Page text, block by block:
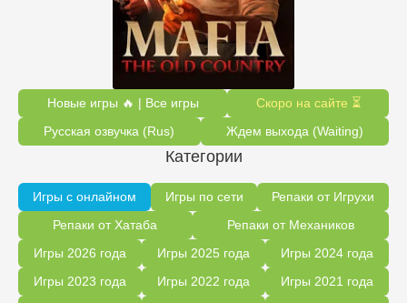
Новые игры 🔥 | Все игры
Скоро на сайте ⏳
Русская озвучка (Rus)
Ждем выхода (Waiting)
Категории
Игры с онлайном Игры по сети
Репаки от Игрухи
Репаки от Хатаба
Репаки от Механиков
Игры 2026 года
Игры 2025 года
Игры 2024 года
Игры 2023 года
Игры 2022 года
Игры 2021 года